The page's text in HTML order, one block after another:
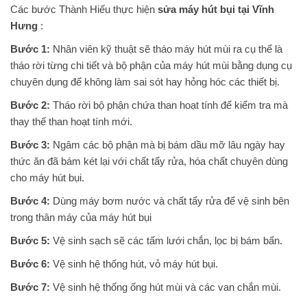
Các bước Thành Hiếu thực hiện sửa máy hút bụi tại Vĩnh
Hưng :
Bước 1: Nhân viên kỹ thuật sẽ tháo máy hút mùi ra cụ thể là
tháo rời từng chi tiết và bộ phận của máy hút mùi bằng dụng cụ
chuyên dụng để không làm sai sót hay hỏng hóc các thiết bị.
Bước 2: Tháo rời bộ phận chứa than hoạt tính để kiểm tra mà
thay thế than hoạt tính mới.
Bước 3: Ngâm các bộ phận mà bị bám dầu mỡ lâu ngày hay
thức ăn đã bám két lại với chất tẩy rửa, hóa chất chuyên dùng
cho máy hút bụi.
Bước 4: Dùng máy bơm nước và chất tẩy rửa để vệ sinh bên
trong thân máy của máy hút bụi
Bước 5: Vệ sinh sạch sẽ các tấm lưới chắn, lọc bị bám bẩn.
Bước 6: Vệ sinh hệ thống hút, vỏ máy hút bụi.
Bước 7: Vệ sinh hệ thống ống hút mùi và các van chắn mùi.